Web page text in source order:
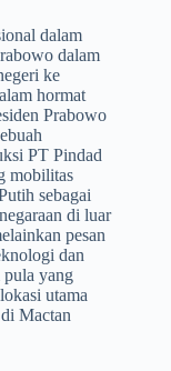
dalam
dalam
ke
hormat
Prabowo
PT Pindad
mobilitas
sebagai
di luar
pesan
dan
pula yang
utama
Mactan